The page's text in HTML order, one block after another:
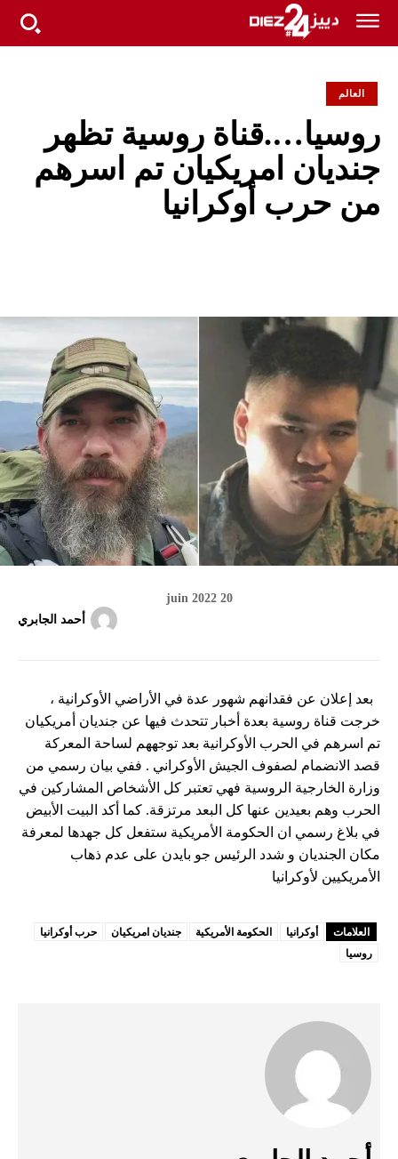
العالم
روسيا….قناة روسية تظهر
جنديان امريكيان تم اسرهم
من حرب أوكرانيا
20 juin 2022
أحمد الجابري
بعد إعلان عن فقدانهم شهور عدة في الأراضي الأوكرانية ،
خرجت قناة روسية بعدة أخبار تتحدث فيها عن جنديان أمريكيان
تم اسرهم في الحرب الأوكرانية بعد توجههم لساحة المعركة
قصد الانضمام لصفوف الجيش الأوكراني . ففي بيان رسمي من
وزارة الخارجية الروسية فهي تعتبر كل الأشخاص المشاركين في
الحرب وهم بعيدين عنها كل البعد مرتزقة. كما أكد البيت الأبيض
في بلاغ رسمي ان الحكومة الأمريكية ستفعل كل جهدها لمعرفة
مكان الجنديان و شدد الرئيس جو بايدن على عدم ذهاب
الأمريكيين لأوكرانيا
العلامات أوكرانيا الحكومة الأمريكية جنديان امريكيان
حرب أوكرانيا
روسيا